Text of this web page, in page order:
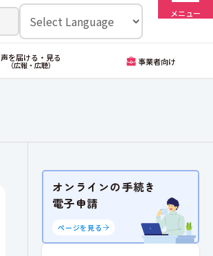
メニュー
声を届ける・見る
（広報・広聴） 事業者向け
オンラインの手続き
電子申請
ページを見る